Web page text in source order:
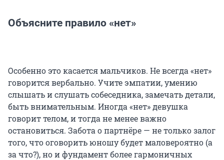
Объясните правило «нет»
Особенно это касается мальчиков. Не всегда «нет»
говорится вербально. Учите эмпатии, умению
слышать и слушать собеседника, замечать детали,
быть внимательным. Иногда «нет» девушка
говорит телом, и тогда не менее важно
остановиться. Забота о партнёре — не только залог
того, что оговорить юношу будет маловероятно (а
за что?), но и фундамент более гармоничных